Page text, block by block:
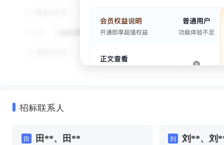
招标联系人
田 田**、田** 刘 刘**、刘